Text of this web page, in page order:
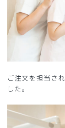
ご注文を担当さ
した。